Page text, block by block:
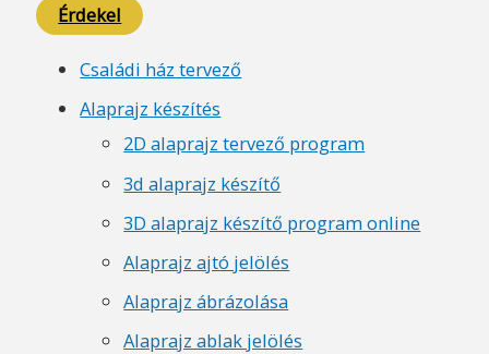
Érdekel
Családi ház tervező
Alaprajz készítés
2D alaprajz tervező program
3d alaprajz készítő
3D alaprajz készítő program online
Alaprajz ajtó jelölés
Alaprajz ábrázolása
Alaprajz ablak jelölés